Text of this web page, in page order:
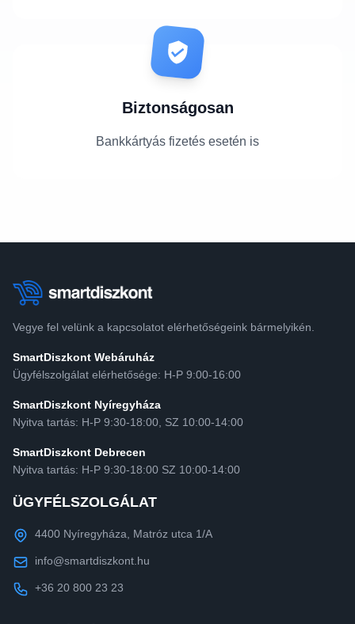
Biztonságosan
Bankkártyás fizetés esetén is
Vegye fel velünk a kapcsolatot elérhetőségeink bármelyikén.
SmartDiszkont Webáruház
Ügyfélszolgálat elérhetősége: H-P 9:00-16:00
SmartDiszkont Nyíregyháza
Nyitva tartás: H-P 9:30-18:00, SZ 10:00-14:00
SmartDiszkont Debrecen
Nyitva tartás: H-P 9:30-18:00 SZ 10:00-14:00
ÜGYFÉLSZOLGÁLAT
4400 Nyíregyháza, Matróz utca 1/A
info@smartdiszkont.hu
+36 20 800 23 23